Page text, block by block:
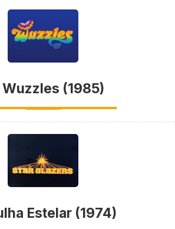
Wuzzles (1985)
Estelar (1974)